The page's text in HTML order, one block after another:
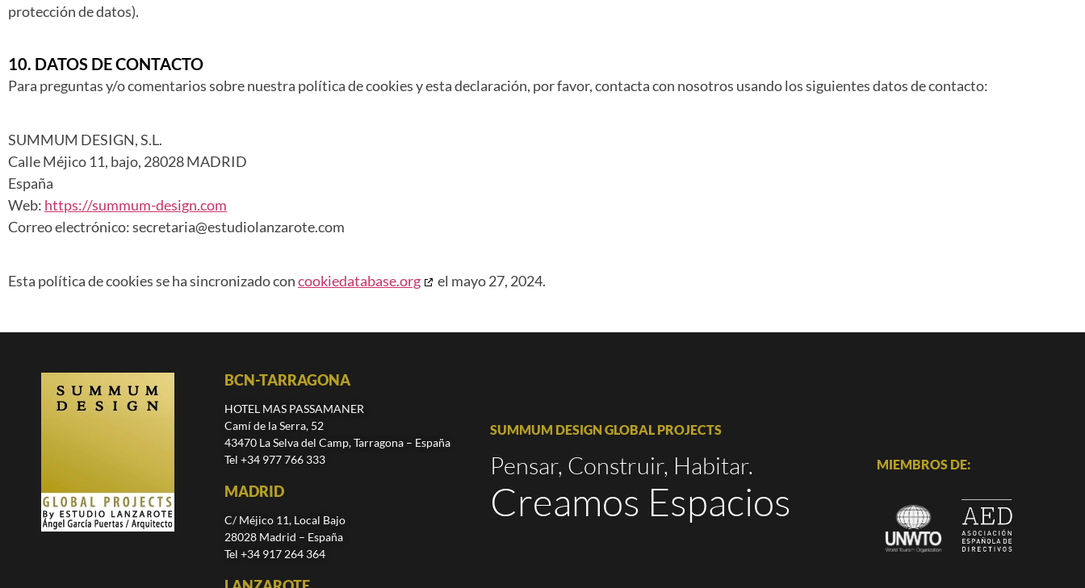
protección de datos).
10. DATOS DE CONTACTO
Para preguntas y/o comentarios sobre nuestra política de cookies y esta declaración, por favor, contacta con nosotros usando los siguientes datos de contacto:
SUMMUM DESIGN, S.L.
Calle Méjico 11, bajo, 28028 MADRID
España
Web: https://summum-design.com
Correo electrónico:secretaria@estudiolanzarote.com
Esta política de cookies se ha sincronizado concookiedatabase.org el mayo 27, 2024.
BCN-TARRAGONA
HOTEL MAS PASSAMANER
Camí de la Serra, 52
43470 La Selva del Camp, Tarragona – España
Tel +34 977 766 333
MADRID
C/ Méjico 11, Local Bajo
28028 Madrid – España
Tel +34 917 264 364
SUMMUM DESIGN GLOBAL PROJECTS
Pensar, Construir, Habitar.
Creamos Espacios
MIEMBROS DE: